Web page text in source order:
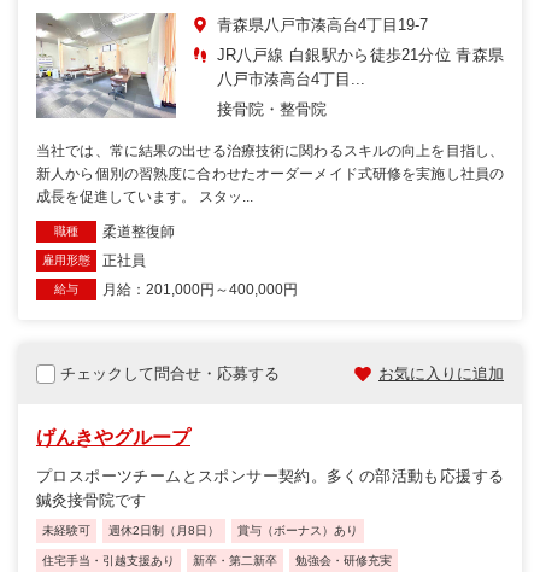
青森県八戸市湊高台4丁目19-7
JR八戸線 白銀駅から徒歩21分位 青森県
八戸市湊高台4丁目...
接骨院・整骨院
当社では、常に結果の出せる治療技術に関わるスキルの向上を目指し、
新人から個別の習熟度に合わせたオーダーメイド式研修を実施し社員の
成長を促進しています。 スタッ...
職種 柔道整復師
雇用形態 正社員
給与 月給：201,000円～400,000円
チェックして問合せ・応募する お気に入りに追加
げんきやグループ
プロスポーツチームとスポンサー契約。多くの部活動も応援する
鍼灸接骨院です
未経験可 週休2日制（月8日） 賞与（ボーナス）あり
住宅手当・引越支援あり 新卒・第二新卒 勉強会・研修充実